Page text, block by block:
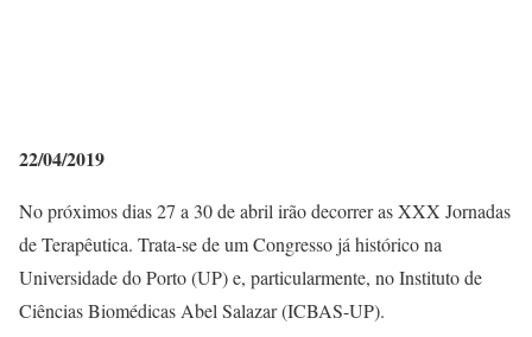
22/04/2019
No próximos dias 27 a 30 de abril irão decorrer as XXX Jornadas
de Terapêutica. Trata-se de um Congresso já histórico na
Universidade do Porto (UP) e, particularmente, no Instituto de
Ciências Biomédicas Abel Salazar (ICBAS-UP).